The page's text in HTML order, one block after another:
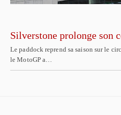
Silverstone prolonge son
Le paddock reprend sa saison sur le
le MotoGP a…